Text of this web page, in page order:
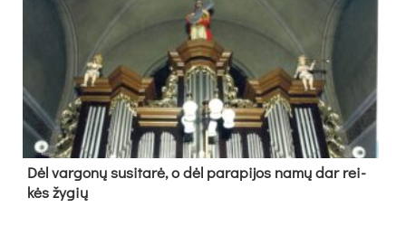
Dėl var­go­nų su­si­ta­rė, o dėl pa­ra­pi­jos na­mų dar rei­
kės žy­gių